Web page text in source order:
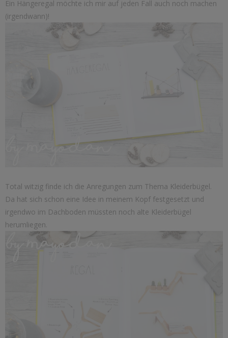
Ein Hängeregal möchte ich mir auf jeden Fall auch noch machen
(irgendwann)!
Total witzig finde ich die Anregungen zum Thema Kleiderbügel.
Da hat sich schon eine Idee in meinem Kopf festgesetzt und
irgendwo im Dachboden müssten noch alte Kleiderbügel
herumliegen.